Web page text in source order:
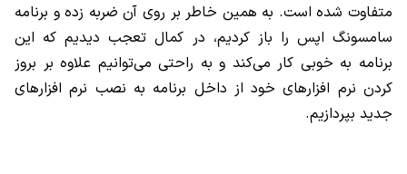
متفاوت شده است. به همین خاطر بر روی آن ضربه زده و برنامه
سامسونگ اپس را باز کردیم، در کمال تعجب دیدیم که این
برنامه به خوبی کار می‌کند و به راحتی می‌توانیم علاوه بر بروز
کردن نرم افزارهای خود از داخل برنامه به نصب نرم افزارهای
جدید بپردازیم.